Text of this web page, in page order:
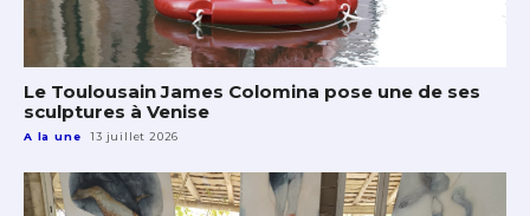
Le Toulousain James Colomina pose une de ses
sculptures à Venise
A la une 13 juillet 2026